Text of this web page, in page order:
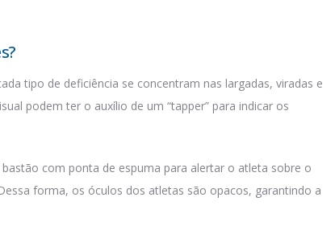
tipo de deficiência se concentram nas largadas, viradas e
podem ter o auxílio de um “tapper” para indicar os
com ponta de espuma para alertar o atleta sobre o
forma, os óculos dos atletas são opacos, garantindo a